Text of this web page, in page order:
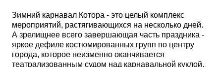
Зимний карнавал Котора - это целый комплекс
мероприятий, растягивающихся на несколько дней.
А зрелищнее всего завершающая часть праздника -
яркое дефиле костюмированных групп по центру
города, которое неизменно оканчивается
театрализованным судом над карнавальной куклой.